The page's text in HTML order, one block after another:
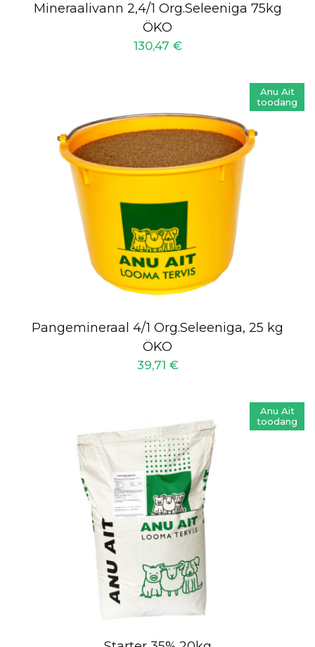
Mineraalivann 2,4/1 Org.Seleeniga 75kg
ÖKO
130,47 €
Anu Ait
toodang
Pangemineraal 4/1 Org.Seleeniga, 25 kg
ÖKO
39,71 €
Anu Ait
toodang